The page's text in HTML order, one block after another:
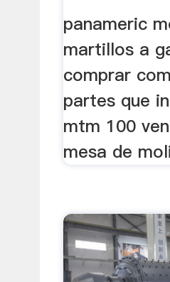
Para .
panameric
martillos a
comprar
partes que
mtm 100
mesa de